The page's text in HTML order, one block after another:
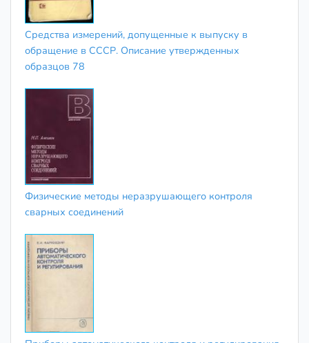
Средства измерений, допущенные к выпуску в
обращение в СССР. Описание утвержденных
образцов 78
Физические методы неразрушающего контроля
сварных соединений